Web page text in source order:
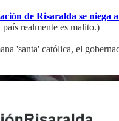
de Risaralda se niega
realmente es malito.)
'santa' católica, el